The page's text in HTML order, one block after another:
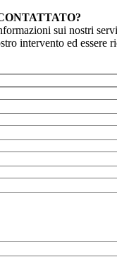
sui nostri
intervento ed essere